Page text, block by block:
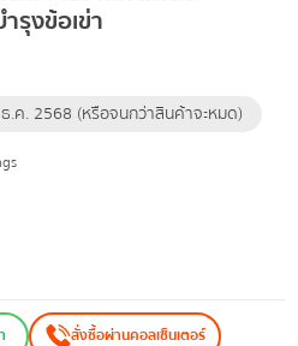
รุงข้อเข่า
.ค. 2568 (หรือจนกว่าสินค้าจะหมด)
สั่งซื้อผ่านคอลเซ็นเตอร์